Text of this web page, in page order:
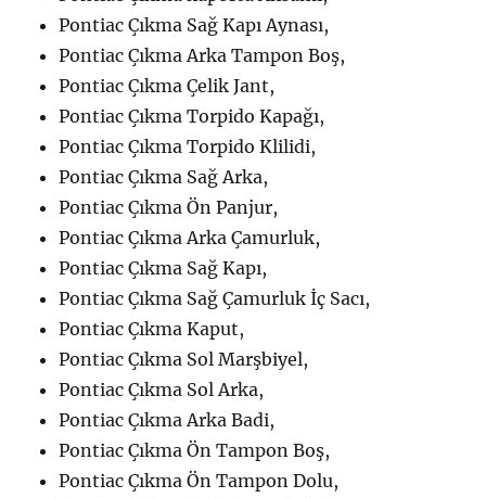
Pontiac Çıkma Sağ Kapı Aynası,
Pontiac Çıkma Arka Tampon Boş,
Pontiac Çıkma Çelik Jant,
Pontiac Çıkma Torpido Kapağı,
Pontiac Çıkma Torpido Klilidi,
Pontiac Çıkma Sağ Arka,
Pontiac Çıkma Ön Panjur,
Pontiac Çıkma Arka Çamurluk,
Pontiac Çıkma Sağ Kapı,
Pontiac Çıkma Sağ Çamurluk İç Sacı,
Pontiac Çıkma Kaput,
Pontiac Çıkma Sol Marşbiyel,
Pontiac Çıkma Sol Arka,
Pontiac Çıkma Arka Badi,
Pontiac Çıkma Ön Tampon Boş,
Pontiac Çıkma Ön Tampon Dolu,